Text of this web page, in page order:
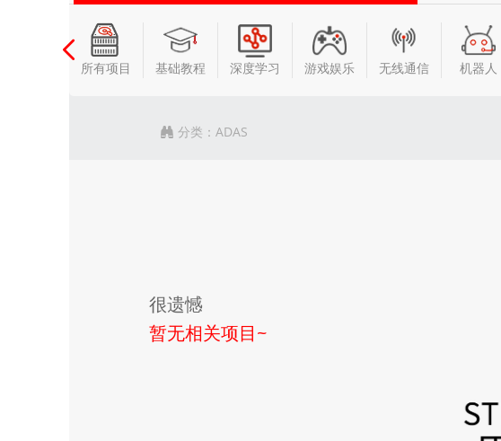
所有项目 基础教程 深度学习 游戏娱乐 无线通信 机器人
分类：ADAS
很遗憾
暂无相关项目~